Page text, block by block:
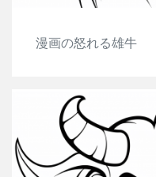
漫画の怒れる雄牛